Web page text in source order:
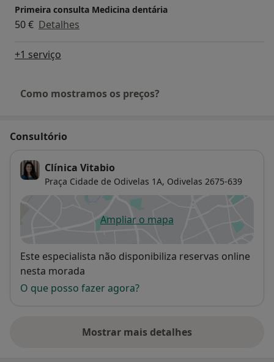
Primeira consulta Medicina dentária
50 € Detalhes
+1 serviço
Como mostramos os preços?
Consultório
Clínica Vitabio
Praça Cidade de Odivelas 1A, Odivelas 2675-639
Ampliar o mapaabre num novo separador
Disponibilidade
Este especialista não disponibiliza reservas online
nesta morada
O que posso fazer agora?
Mostrar mais detalhes
sobre o endereço